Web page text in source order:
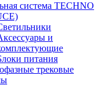
система TECHNO
и
питания